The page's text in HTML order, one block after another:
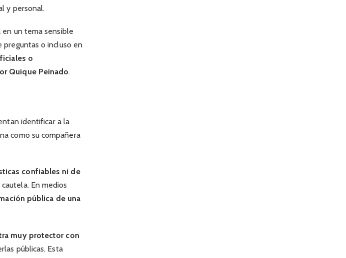
y personal.
un tema sensible
preguntas o incluso en
o
Quique Peinado.
identificar a la
como su compañera
confiables ni de
En medios
pública de una
muy protector con
públicas. Esta